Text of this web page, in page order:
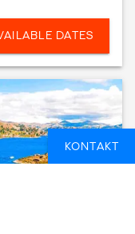
DATES
KONTAKT